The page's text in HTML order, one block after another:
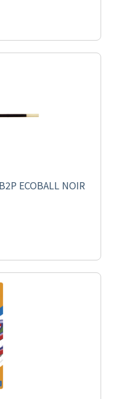
ECOBALL NOIR